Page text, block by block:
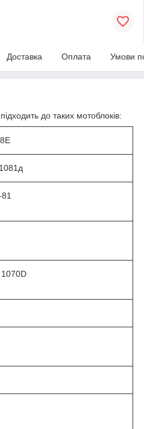
Доставка Оплата Умови
підходить до таких мотоблоків: